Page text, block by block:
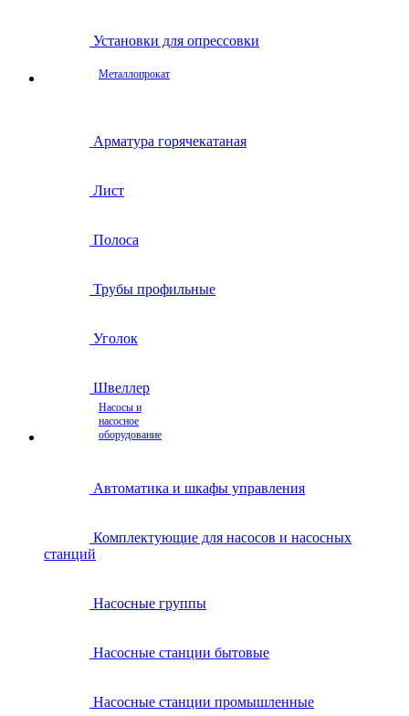
Установки для опрессовки
Металлопрокат
Арматура горячекатаная
Лист
Полоса
Трубы профильные
Уголок
Швеллер
Насосы и
насосное
оборудование
Автоматика и шкафы управления
Комплектующие для насосов и насосных
станций
Насосные группы
Насосные станции бытовые
Насосные станции промышленные